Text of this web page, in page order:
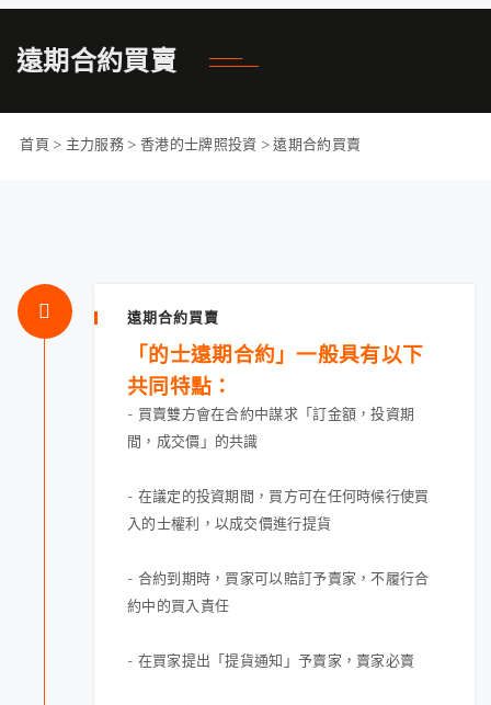
遠期合約買賣
首頁 > 主力服務 > 香港的士牌照投資 > 遠期合約買賣
遠期合約買賣
「的士遠期合約」一般具有以下
共同特點：
- 買賣雙方會在合約中謀求「訂金額，投資期
間，成交價」的共識
- 在議定的投資期間， 買方可在任何時候行使買
入的士權利 ，以成交價進行提貨
- 合約到期時，買家可以賠訂予賣家，不履行合
約中的買入責任
- 在買家提出「提貨通知」予賣家，賣家必賣